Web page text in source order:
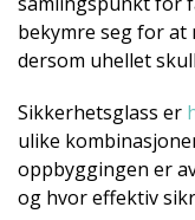
bekymre seg for at
dersom uhellet
Sikkerhetsglass er
ulike
oppbyggingen er
og hvor effektiv